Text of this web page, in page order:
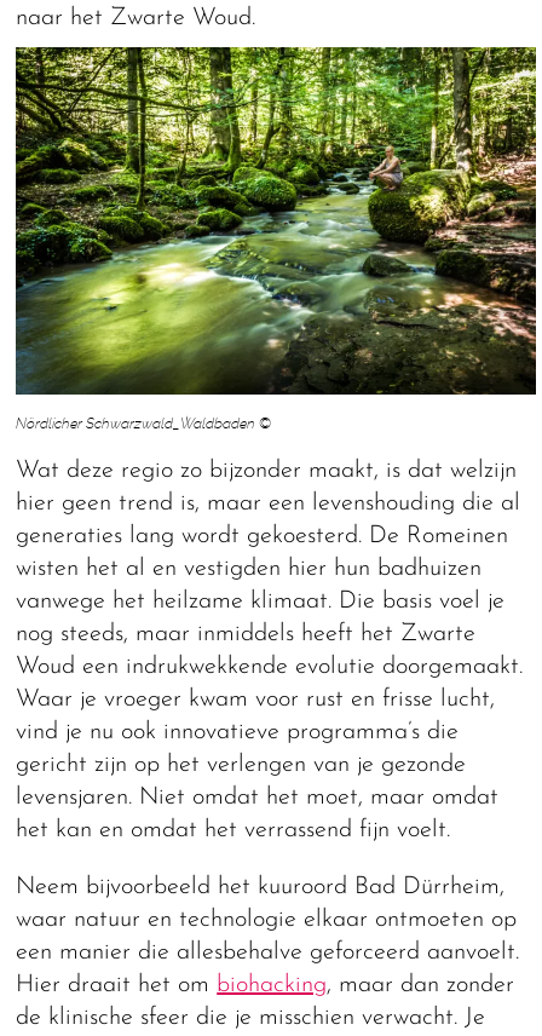
naar het Zwarte Woud.
Nördlicher Schwarzwald_Waldbaden ©
Wat deze regio zo bijzonder maakt, is dat welzijn
hier geen trend is, maar een levenshouding die al
generaties lang wordt gekoesterd. De Romeinen
wisten het al en vestigden hier hun badhuizen
vanwege het heilzame klimaat. Die basis voel je
nog steeds, maar inmiddels heeft het Zwarte
Woud een indrukwekkende evolutie doorgemaakt.
Waar je vroeger kwam voor rust en frisse lucht,
vind je nu ook innovatieve programma’s die
gericht zijn op het verlengen van je gezonde
levensjaren. Niet omdat het moet, maar omdat
het kan en omdat het verrassend fijn voelt.
Neem bijvoorbeeld het kuuroord Bad Dürrheim,
waar natuur en technologie elkaar ontmoeten op
een manier die allesbehalve geforceerd aanvoelt.
Hier draait het om biohacking, maar dan zonder
de klinische sfeer die je misschien verwacht. Je